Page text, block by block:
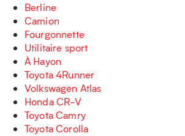
Berline
Camion
Fourgonnette
Utilitaire sport
À Hayon
Toyota 4Runner
Volkswagen Atlas
Honda CR-V
Toyota Camry
Toyota Corolla